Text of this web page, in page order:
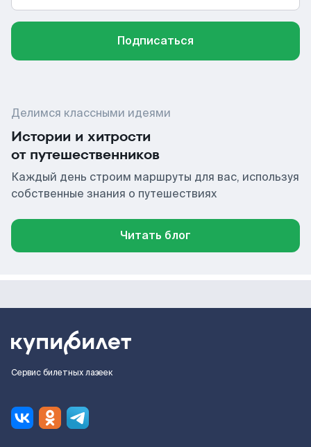
Подписаться
Делимся классными идеями
Истории и хитрости
от путешественников
Каждый день строим маршруты для вас, используя
собственные знания о путешествиях
Читать блог
Сервис билетных лазеек